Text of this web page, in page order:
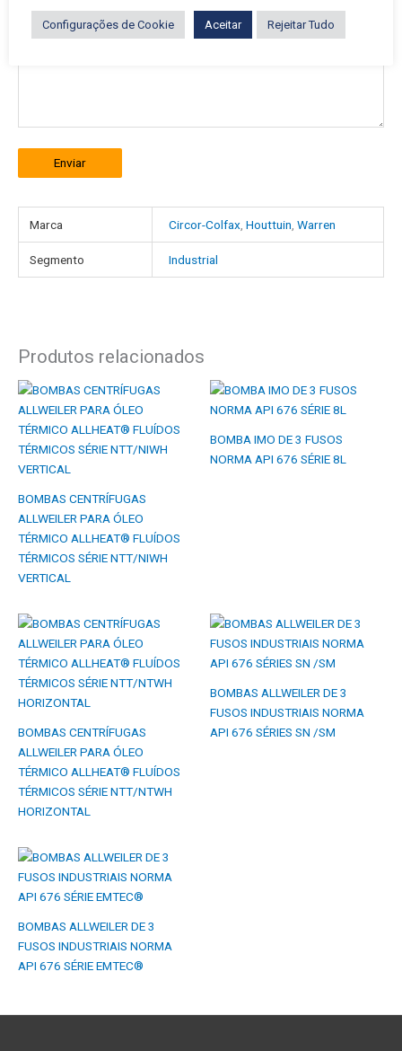
Enviar
Marca Circor-Colfax,Houttuin,Warren
Segmento Industrial
Produtos relacionados
BOMBAS CENTRÍFUGAS
ALLWEILER PARA ÓLEO
TÉRMICO ALLHEAT® FLUÍDOS
TÉRMICOS SÉRIE NTT/NIWH
VERTICAL
BOMBA IMO DE 3 FUSOS
NORMA API 676 SÉRIE 8L
BOMBAS CENTRÍFUGAS
ALLWEILER PARA ÓLEO
TÉRMICO ALLHEAT® FLUÍDOS
TÉRMICOS SÉRIE NTT/NTWH
HORIZONTAL
BOMBAS ALLWEILER DE 3
FUSOS INDUSTRIAIS NORMA
API 676 SÉRIES SN /SM
BOMBAS ALLWEILER DE 3
FUSOS INDUSTRIAIS NORMA
API 676 SÉRIE EMTEC®
Configurações de Cookie Aceitar Rejeitar Tudo